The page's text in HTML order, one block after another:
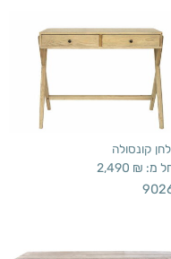
קונסולה
מ: 2,490 ₪